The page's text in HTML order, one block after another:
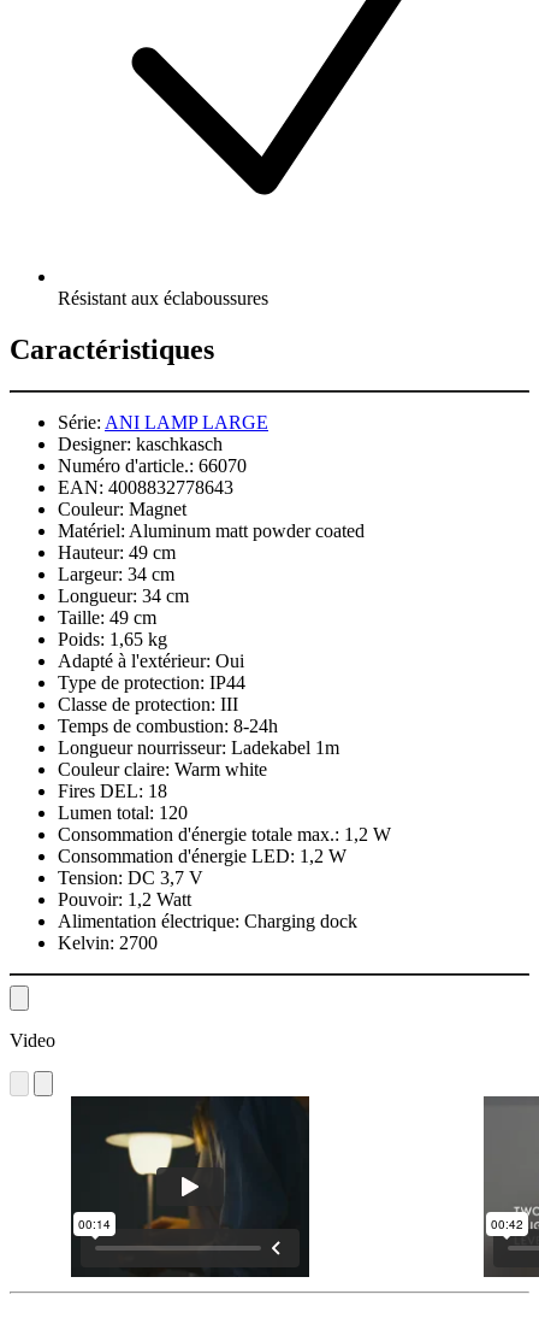
Résistant aux éclaboussures
Caractéristiques
Série: ANI LAMP LARGE
Designer: kaschkasch
Numéro d'article.: 66070
EAN: 4008832778643
Couleur: Magnet
Matériel: Aluminum matt powder coated
Hauteur: 49 cm
Largeur: 34 cm
Longueur: 34 cm
Taille: 49 cm
Poids: 1,65 kg
Adapté à l'extérieur: Oui
Type de protection: IP44
Classe de protection: III
Temps de combustion: 8-24h
Longueur nourrisseur: Ladekabel 1m
Couleur claire: Warm white
Fires DEL: 18
Lumen total: 120
Consommation d'énergie totale max.: 1,2 W
Consommation d'énergie LED: 1,2 W
Tension: DC 3,7 V
Pouvoir: 1,2 Watt
Alimentation électrique: Charging dock
Kelvin: 2700
Video